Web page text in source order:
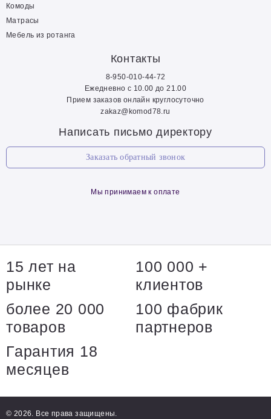
Комоды
Матрасы
Мебель из ротанга
Контакты
8-950-010-44-72
Ежедневно с 10.00 до 21.00
Прием заказов онлайн круглосуточно
zakaz@komod78.ru
Написать письмо директору
Заказать обратный звонок
Мы принимаем к оплате
15 лет на
рынке
100 000 +
клиентов
более 20 000
товаров
100 фабрик
партнеров
Гарантия 18
месяцев
© 2026. Все права защищены.